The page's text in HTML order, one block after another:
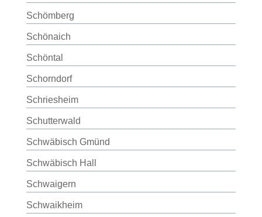
Schömberg
Schönaich
Schöntal
Schorndorf
Schriesheim
Schutterwald
Schwäbisch Gmünd
Schwäbisch Hall
Schwaigern
Schwaikheim